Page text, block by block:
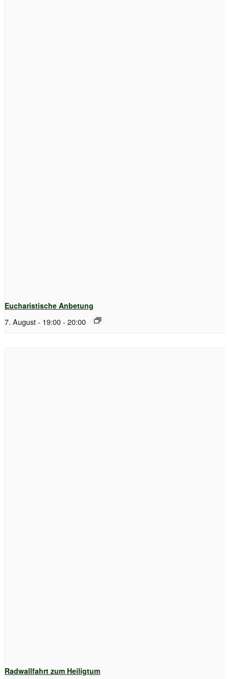
Eucharistische Anbetung
7. August - 19:00- 20:00
Radwallfahrt zum Heiligtum